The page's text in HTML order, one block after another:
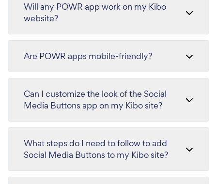
Will any POWR app work on my Kibo
website?
Are POWR apps mobile-friendly?
Can I customize the look of the Social
Media Buttons app on my Kibo site?
What steps do I need to follow to add
Social Media Buttons to my Kibo site?